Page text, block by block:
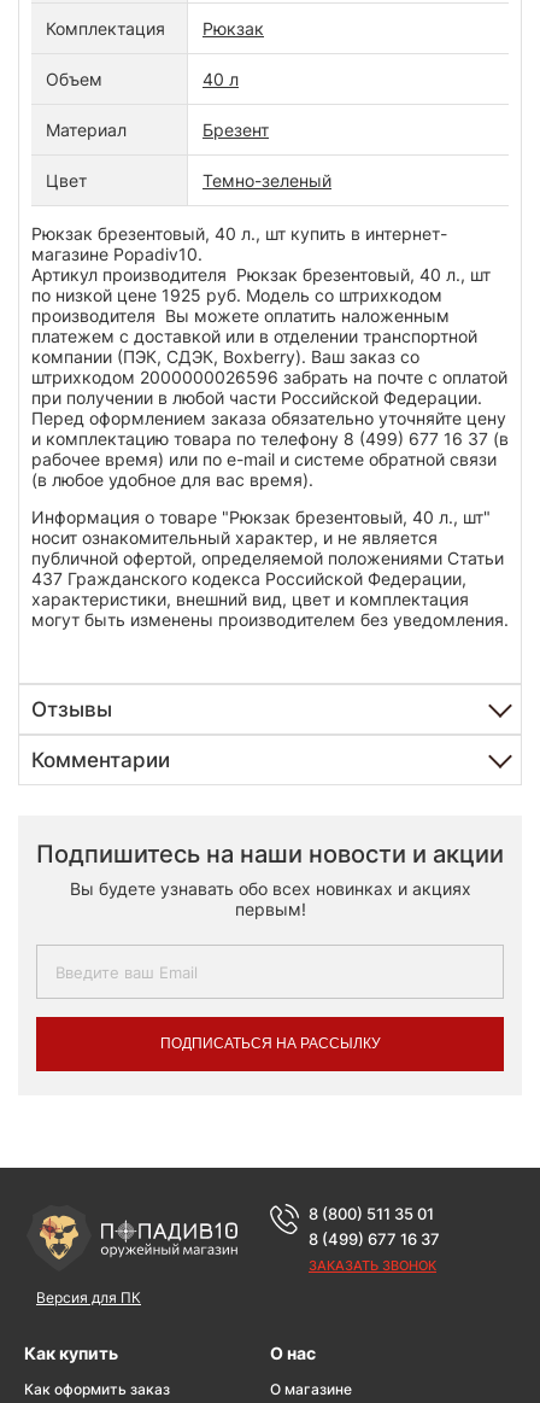
Комплектация Рюкзак
Объем 40 л
Материал Брезент
Цвет Темно-зеленый
Рюкзак брезентовый, 40 л., шт купить в интернет-
магазине Popadiv10.
Артикул производителя Рюкзак брезентовый, 40 л., шт
по низкой цене 1925 руб. Модель со штрихкодом
производителя Вы можете оплатить наложенным
платежем с доставкой или в отделении транспортной
компании (ПЭК, СДЭК, Boxberry). Ваш заказ со
штрихкодом 2000000026596 забрать на почте с оплатой
при получении в любой части Российской Федерации.
Перед оформлением заказа обязательно уточняйте цену
и комплектацию товара по телефону 8 (499) 677 16 37 (в
рабочее время) или по e-mail и системе обратной связи
(в любое удобное для вас время).
Информация о товаре "Рюкзак брезентовый, 40 л., шт"
носит ознакомительный характер, и не является
публичной офертой, определяемой положениями Статьи
437 Гражданского кодекса Российской Федерации,
характеристики, внешний вид, цвет и комплектация
могут быть изменены производителем без уведомления.
Отзывы
Комментарии
Подпишитесь на наши новости и акции
Вы будете узнавать обо всех новинках и акциях
первым!
ПОДПИСАТЬСЯ НА РАССЫЛКУ
Версия для ПК
8 (800) 511 35 01
8 (499) 677 16 37
ЗАКАЗАТЬ ЗВОНОК
Как купить
Как оформить заказ
О нас
О магазине